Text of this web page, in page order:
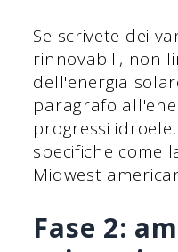
Se scrivete dei
rinnovabili, non
dell'energia
paragrafo
progressi
specifiche come
Midwest
Fase 2: